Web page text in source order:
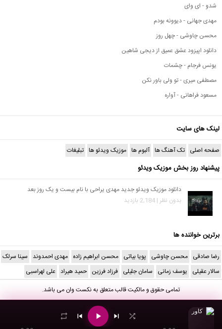
شدو - ای وای
مهدی جهانی - دیوونه بودم
محسن چاوشی - چهل روز
دانلود اپیزود عشق عمیق از دیجی شاهین
یونس فرجام - چشمات
مصطفی میری - تو ولی باور نکن
مسعود فراهانی - آواره
لینک های سایت
صفحه اصلی تک آهنگ ها آلبوم ها موزیک ویدئو ها تبلیغات
پیشنهاد روز بخش موزیک ویدئو
دانلود موزیک ویدئو جدید مهدی یراحی با نام بیست و یک روز بعد
بدون نظر | 2,184 بازدید
برترین خواننده ها
رضا صادقی محسن چاوشی پویا بیاتی محسن ابراهیم زاده مهدی احمدوند سینا سرلک
سالار عقیلی یوسف زمانی سامان جلیلی فرزاد فرزین حمید هیراد علی لهراسبی
تمامی حقوق و مالکیت قالب متعلق بهنکست وانمی باشد.